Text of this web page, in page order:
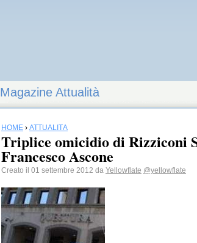
Magazine Attualità
HOME › ATTUALITÀ
Triplice omicidio di Rizziconi
Francesco Ascone
Creato il 01 settembre 2012 da Yellowflate @yellowflate